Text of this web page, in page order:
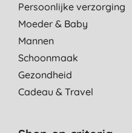
Persoonlijke verzorging
Moeder & Baby
Mannen
Schoonmaak
Gezondheid
Cadeau & Travel